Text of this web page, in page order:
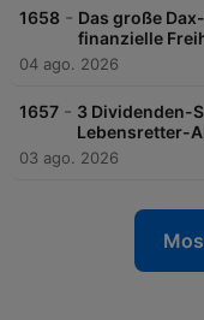
1658 - Das große
finanzielle
04 ago. 2026
1657 - 3 Dividenden-
Lebensretter-
03 ago. 2026